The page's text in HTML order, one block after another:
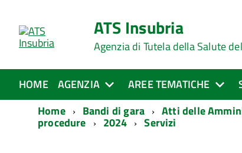
ATS Insubria
Agenzia di Tutela della Salute
HOME AGENZIA AREE TEMATICHE
Home
Bandi di gara Atti delle
procedure 2024 Servizi